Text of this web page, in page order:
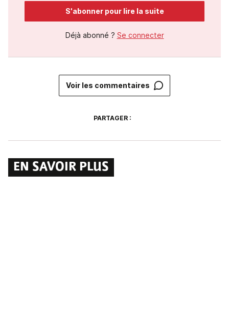
S'abonner pour lire la suite
Déjà abonné ? Se connecter
Voir les commentaires
PARTAGER :
EN SAVOIR PLUS